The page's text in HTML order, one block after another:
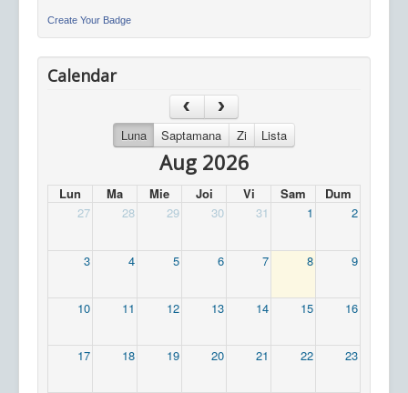
Create Your Badge
Calendar
Luna Saptamana Zi Lista
Aug 2026
Lun Ma Mie Joi Vi Sam
Dum
27
28 29 30 31 1 2
3 4 5 6 7 8 9
10 11 12 13 14 15 16
17 18 19 20 21 22 23